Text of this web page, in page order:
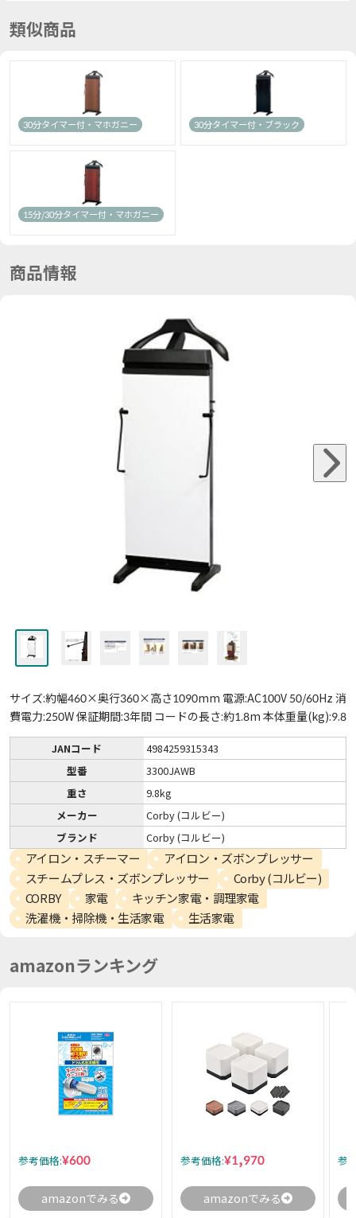
類似商品
30分タイマー付・マホガニー 30分タイマー付・ブラック
15分/30分タイマー付・マホガニー
商品情報
サイズ:約幅460×奥行360×高さ1090mm 電源:AC100V 50/60Hz 消
費電力:250W 保証期間:3年間 コードの長さ:約1.8m 本体重量(kg):9.8
JANコード
4984259315343
型番
3300JAWB
重さ
9.8kg
メーカー
Corby (コルビー)
ブランド
Corby (コルビー)
アイロン・スチーマー
アイロン・ズボンプレッサー
スチームプレス・ズボンプレッサー
Corby (コルビー)
CORBY
家電
キッチン家電・調理家電
洗濯機・掃除機・生活家電
生活家電
amazonランキング
参考価格:¥600
amazonでみる
参考価格:¥1,970
amazonでみる
参